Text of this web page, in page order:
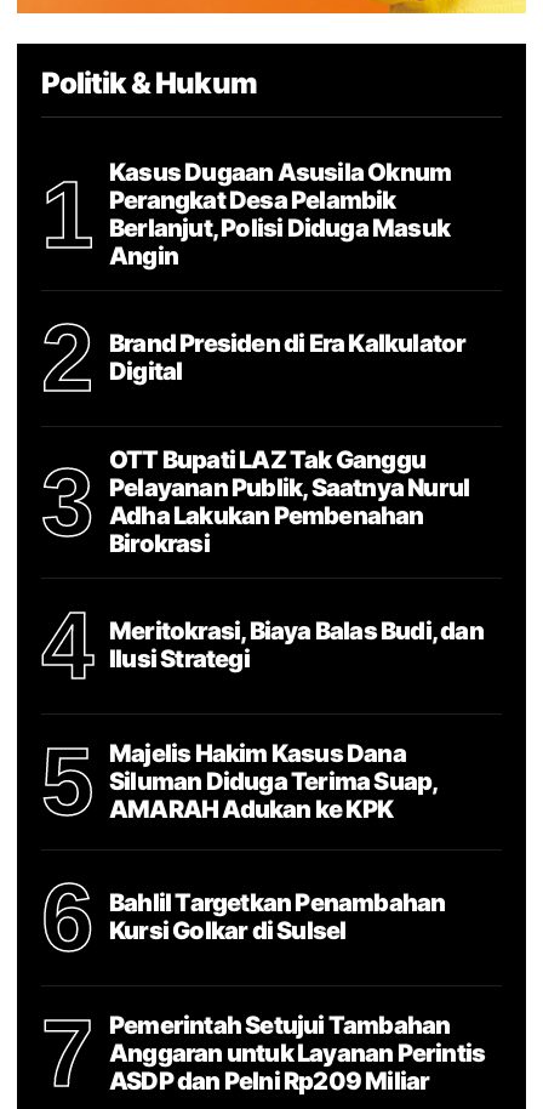
Politik & Hukum
1
Kasus Dugaan Asusila Oknum
Perangkat Desa Pelambik
Berlanjut, Polisi Diduga Masuk
Angin
2
Brand Presiden di Era Kalkulator
Digital
3
OTT Bupati LAZ Tak Ganggu
Pelayanan Publik, Saatnya Nurul
Adha Lakukan Pembenahan
Birokrasi
4
Meritokrasi, Biaya Balas Budi, dan
Ilusi Strategi
5
Majelis Hakim Kasus Dana
Siluman Diduga Terima Suap,
AMARAH Adukan ke KPK
6
Bahlil Targetkan Penambahan
Kursi Golkar di Sulsel
7
Pemerintah Setujui Tambahan
Anggaran untuk Layanan Perintis
ASDP dan Pelni Rp209 Miliar